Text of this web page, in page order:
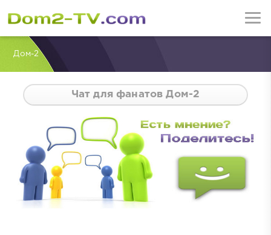
Дом-2
Чат для фанатов Дом-2